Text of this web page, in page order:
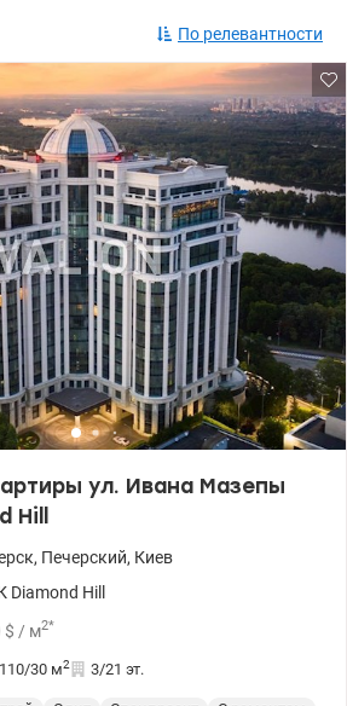
По релевантности
ул. Ивана Мазепы
Hill
, Печерский, Киев
Diamond Hill
$ / м2*
30 м2 3/21 эт.